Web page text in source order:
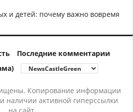
и детей: почему важно вовремя
Последние комментарии
Копирование информации
наличии активной гиперссылки